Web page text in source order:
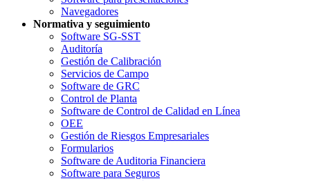
Navegadores
Normativa y seguimiento
Software SG-SST
Auditoría
Gestión de Calibración
Servicios de Campo
Software de GRC
Control de Planta
Software de Control de Calidad en Línea
OEE
Gestión de Riesgos Empresariales
Formularios
Software de Auditoria Financiera
Software para Seguros